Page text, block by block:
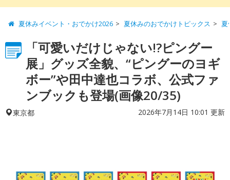
夏休みイベント・おでかけ2026 夏休みのおでかけトピックス 夏
「可愛いだけじゃない!?ピングー
展」グッズ全貌、“ピングーのヨギ
ボー”や田中達也コラボ、公式ファ
ンブックも登場(画像20/35)
東京都 2026年7月14日 10:01 更新